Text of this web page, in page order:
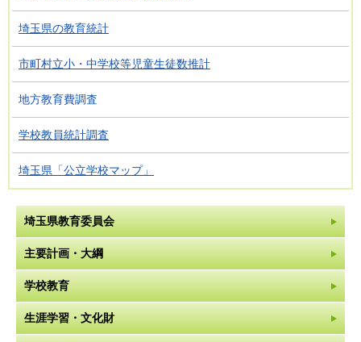
埼玉県の教育統計
市町村立小・中学校等児童生徒数推計
地方教育費調査
学校教員統計調査
埼玉県「公立学校マップ」
埼玉県教育委員会
主要計画・大綱
学校教育
生涯学習・文化財